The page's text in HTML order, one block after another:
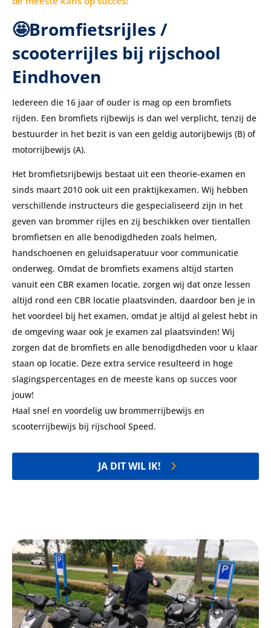
🤩Bromfietsrijles /
scooterrijles bij rijschool
Eindhoven
Iedereen die 16 jaar of ouder is mag op een bromfiets
rijden. Een bromfiets rijbewijs is dan wel verplicht, tenzij de
bestuurder in het bezit is van een geldig autorijbewijs (B) of
motorrijbewijs (A).
Het bromfietsrijbewijs bestaat uit een theorie-examen en
sinds maart 2010 ook uit een praktijkexamen. Wij hebben
verschillende instructeurs die gespecialiseerd zijn in het
geven van brommer rijles en zij beschikken over tientallen
bromfietsen en alle benodigdheden zoals helmen,
handschoenen en geluidsaperatuur voor communicatie
onderweg. Omdat de bromfiets examens altijd starten
vanuit een CBR examen locatie, zorgen wij dat onze lessen
altijd rond een CBR locatie plaatsvinden, daardoor ben je in
het voordeel bij het examen, omdat je altijd al gelest hebt in
de omgeving waar ook je examen zal plaatsvinden! Wij
zorgen dat de bromfiets en alle benodigdheden voor u klaar
staan op locatie. Deze extra service resulteerd in hoge
slagingspercentages en de meeste kans op succes voor
jouw!
Haal snel en voordelig uw brommerrijbewijs en
scooterrijbewijs bij rijschool Speed.
JA DIT WIL IK!